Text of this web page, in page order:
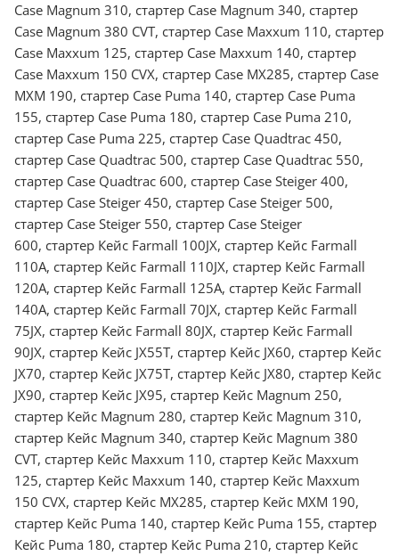
Case Magnum 310, стартер Case Magnum 340, стартер
Case Magnum 380 CVT, стартер Case Maxxum 110, стартер
Case Maxxum 125, стартер Case Maxxum 140, стартер
Case Maxxum 150 CVX, стартер Case MX285, стартер Case
MXM 190, стартер Case Puma 140, стартер Case Puma
155, стартер Case Puma 180, стартер Case Puma 210,
стартер Case Puma 225, стартер Case Quadtrac 450,
стартер Case Quadtrac 500, стартер Case Quadtrac 550,
стартер Case Quadtrac 600, стартер Case Steiger 400,
стартер Case Steiger 450, стартер Case Steiger 500,
стартер Case Steiger 550, стартер Case Steiger
600, стартер Кейс Farmall 100JX, стартер Кейс Farmall
110A, стартер Кейс Farmall 110JX, стартер Кейс Farmall
120A, стартер Кейс Farmall 125A, стартер Кейс Farmall
140A, стартер Кейс Farmall 70JX, стартер Кейс Farmall
75JX, стартер Кейс Farmall 80JX, стартер Кейс Farmall
90JX, стартер Кейс JX55T, стартер Кейс JX60, стартер Кейс
JX70, стартер Кейс JX75T, стартер Кейс JX80, стартер Кейс
JX90, стартер Кейс JX95, стартер Кейс Magnum 250,
стартер Кейс Magnum 280, стартер Кейс Magnum 310,
стартер Кейс Magnum 340, стартер Кейс Magnum 380
CVT, стартер Кейс Maxxum 110, стартер Кейс Maxxum
125, стартер Кейс Maxxum 140, стартер Кейс Maxxum
150 CVX, стартер Кейс MX285, стартер Кейс MXM 190,
стартер Кейс Puma 140, стартер Кейс Puma 155, стартер
Кейс Puma 180, стартер Кейс Puma 210, стартер Кейс